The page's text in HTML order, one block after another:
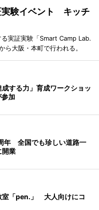
実験イベント キッチ
実証実験「Smart Camp Lab.
ら大阪・本町で行われる。
する力」育成ワークショッ
加
年 全国でも珍しい道路一
開業
室「pen.」 大人向けにコ